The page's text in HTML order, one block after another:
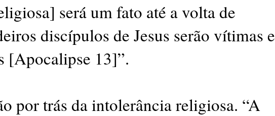
será um fato até a volta de
discípulos de Jesus serão vítimas e
[Apocalipse 13]”.
por trás da intolerância religiosa. “A